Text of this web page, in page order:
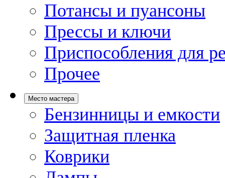
Потансы и пуансоны
Прессы и ключи
Приспособления для
Прочее
Место мастера
Бензинницы и емкости
Защитная пленка
Коврики